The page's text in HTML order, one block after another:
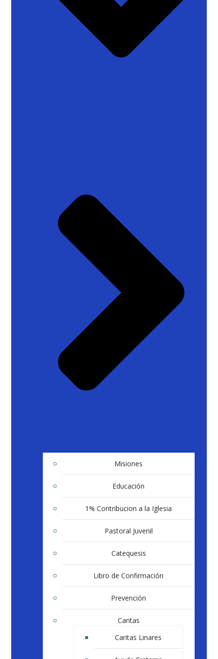
Misiones
Educación
1% Contribucion a la Iglesia
Pastoral Juvenil
Catequesis
Libro de Confirmación
Prevención
Caritas
Caritas Linares